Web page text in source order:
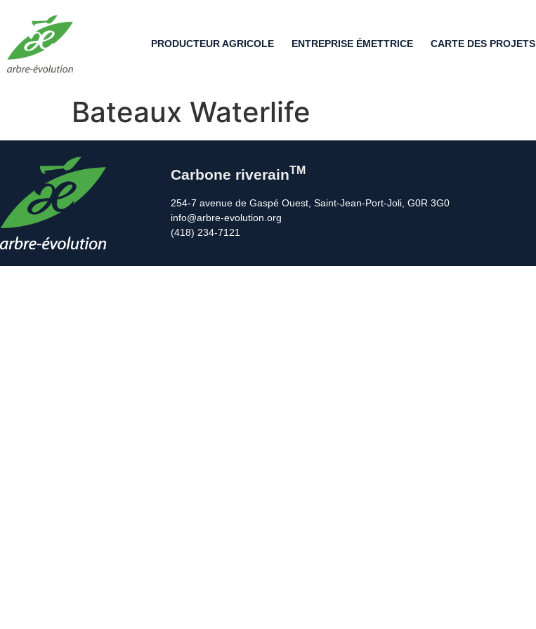
PRODUCTEUR AGRICOLE ENTREPRISE ÉMETTRICE CARTE DES PROJETS
Bateaux Waterlife
Carbone riverainTM
254-7 avenue de Gaspé Ouest, Saint-Jean-Port-Joli, G0R 3G0
info@arbre-evolution.org
(418) 234-7121